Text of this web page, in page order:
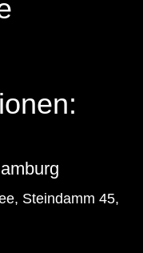
Steindamm 45,